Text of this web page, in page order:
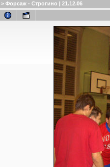
> Форсаж - Строгино | 21.12.06